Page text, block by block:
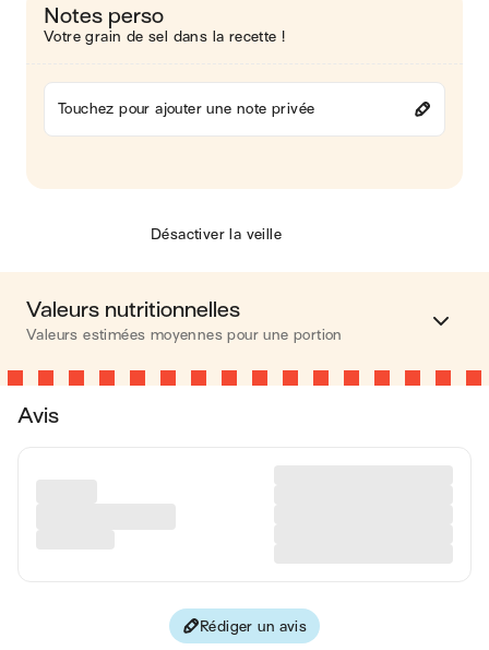
Notes perso
Votre grain de sel dans la recette !
Touchez pour ajouter une note privée
Désactiver la veille
Valeurs nutritionnelles
Valeurs estimées moyennes pour une portion
Calories 368 kcal
Les valeurs sont basées sur une estimation moyenne pour
Avis
Rédiger un avis